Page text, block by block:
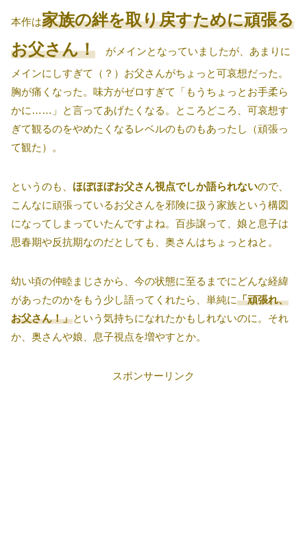
本作は家族の絆を取り戻すために頑張る
お父さん！ がメインとなっていましたが、あまりに
メインにしすぎて（？）お父さんがちょっと可哀想だった。
胸が痛くなった。味方がゼロすぎて「もうちょっとお手柔ら
かに……」と言ってあげたくなる。ところどころ、可哀想す
ぎて観るのをやめたくなるレベルのものもあったし（頑張っ
て観た）。
というのも、 ほぼほぼお父さん視点でしか語られないので、
こんなに頑張っているお父さんを邪険に扱う家族という構図
になってしまっていたんですよね。百歩譲って、娘と息子は
思春期や反抗期なのだとしても、奥さんはちょっとねと。
幼い頃の仲睦まじさから、今の状態に至るまでにどんな経緯
があったのかをもう少し語ってくれたら、単純に「頑張れ、
お父さん！」という気持ちになれたかもしれないのに。それ
か、奥さんや娘、息子視点を増やすとか。
スポンサーリンク